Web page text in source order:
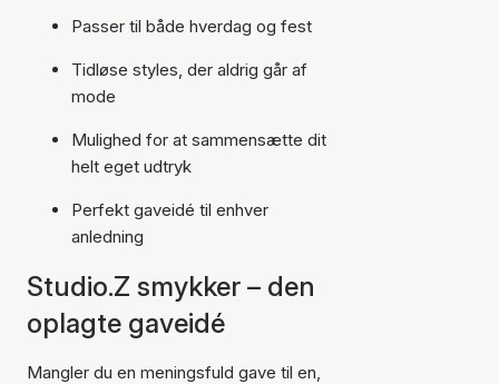
Passer til både hverdag og fest
Tidløse styles, der aldrig går af
mode
Mulighed for at sammensætte dit
helt eget udtryk
Perfekt gaveidé til enhver
anledning
Studio.Z smykker – den
oplagte gaveidé
Mangler du en meningsfuld gave til en,